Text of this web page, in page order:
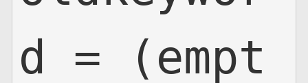
d = (empt